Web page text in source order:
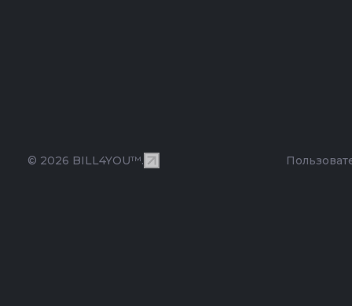
© 2026 BILL4YOU™.